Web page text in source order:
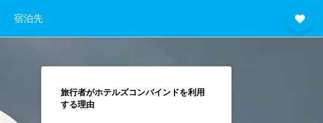
宿泊先
旅行者がホテルズコンバインド​を利用
する理由